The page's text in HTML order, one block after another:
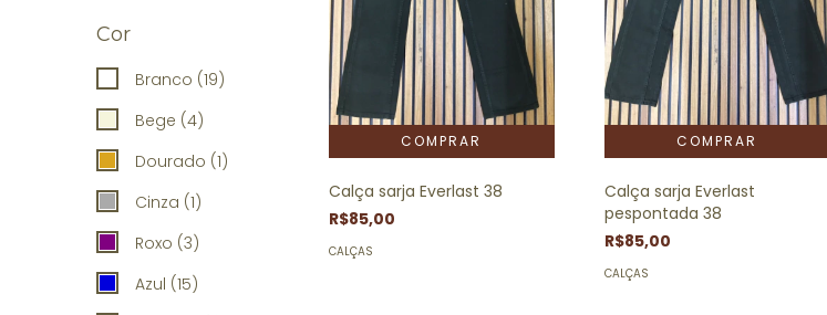
Cor
Branco (19)
Bege (4)
Dourado (1)
Cinza (1)
Roxo (3)
Azul (15)
Calça sarja Everlast 38
R$85,00
CALÇAS
Calça sarja Everlast
pespontada 38
R$85,00
CALÇAS